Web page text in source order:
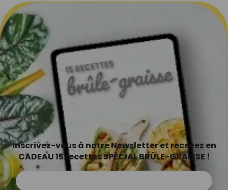
Inscrivez-vous à notre Newsletter et recevez en
CADEAU 15 recettes SPÉCIAL BRÛLE-GRAISSE !